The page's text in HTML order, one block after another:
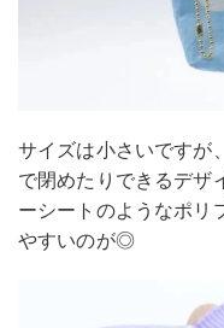
サイズは小さいですが
で閉めたりできるデザ
ーシートのようなポリ
やすいのが◎